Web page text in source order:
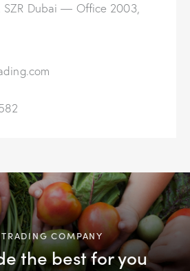
SZR Dubai — Office 2003,
COMPANY
the best for you